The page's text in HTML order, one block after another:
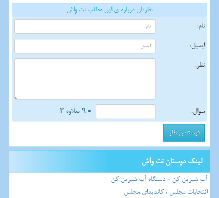
نظرتان درباره ی این مطلب نت واش
نام:
ایمیل:
نظر:
سوال: = ۹ بعلاوه ۳
لینک دوستان نت واش
آب شیرین کن - دستگاه آب شیرین کن
انتخابات مجلس ، کاندیدای مجلس